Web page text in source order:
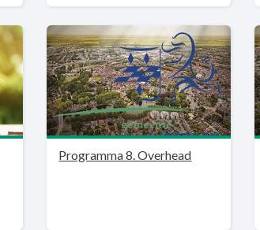
Programma 8. Overhead